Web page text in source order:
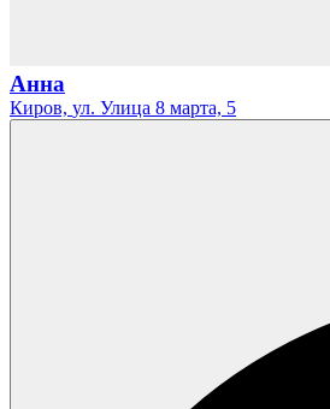
Анна
Киров, ул. Улица 8 марта, 5